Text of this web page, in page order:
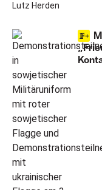
Lutz Herden